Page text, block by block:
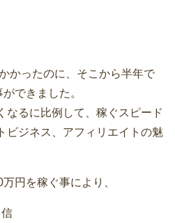
かったのに、そこから半年で
できました。
なるに比例して、稼ぐスピード
ビジネス、アフィリエイトの魅
円を稼ぐ事により、